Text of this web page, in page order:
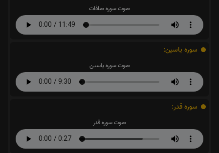
صوت سوره صافات
سوره یاسین:
صوت سوره یاسین
سوره قدر:
صوت سوره قدر